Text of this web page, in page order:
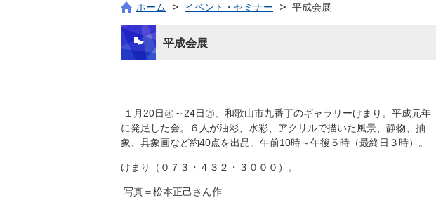
ホーム イベント・セミナー 平成会展
平成会展
１月20日㊍～24日㊊、和歌山市九番丁のギャラリーけまり。平成元年
に発足した会。６人が油彩、水彩、アクリルで描いた風景、静物、抽
象、具象画など約40点を出品。午前10時～午後５時（最終日３時）。
けまり（０７３・４３２・３０００）。
写真＝松本正己さん作